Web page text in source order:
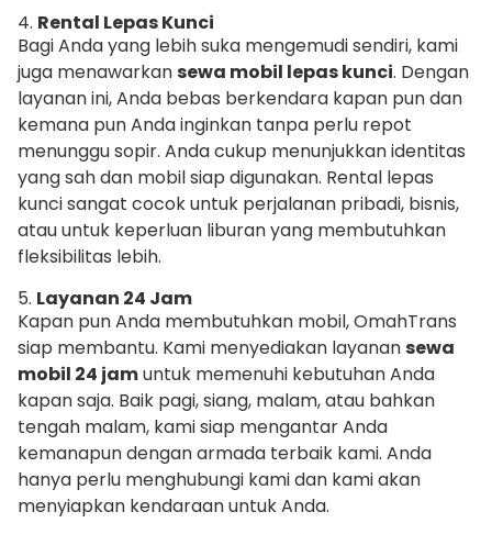
4. Rental Lepas Kunci
Bagi Anda yang lebih suka mengemudi sendiri, kami
juga menawarkansewa mobil lepas kunci. Dengan
layanan ini, Anda bebas berkendara kapan pun dan
kemana pun Anda inginkan tanpa perlu repot
menunggu sopir. Anda cukup menunjukkan identitas
yang sah dan mobil siap digunakan. Rental lepas
kunci sangat cocok untuk perjalanan pribadi, bisnis,
atau untuk keperluan liburan yang membutuhkan
fleksibilitas lebih.
5. Layanan 24 Jam
Kapan pun Anda membutuhkan mobil, OmahTrans
siap membantu. Kami menyediakan layanansewa
mobil 24 jamuntuk memenuhi kebutuhan Anda
kapan saja. Baik pagi, siang, malam, atau bahkan
tengah malam, kami siap mengantar Anda
kemanapun dengan armada terbaik kami. Anda
hanya perlu menghubungi kami dan kami akan
menyiapkan kendaraan untuk Anda.